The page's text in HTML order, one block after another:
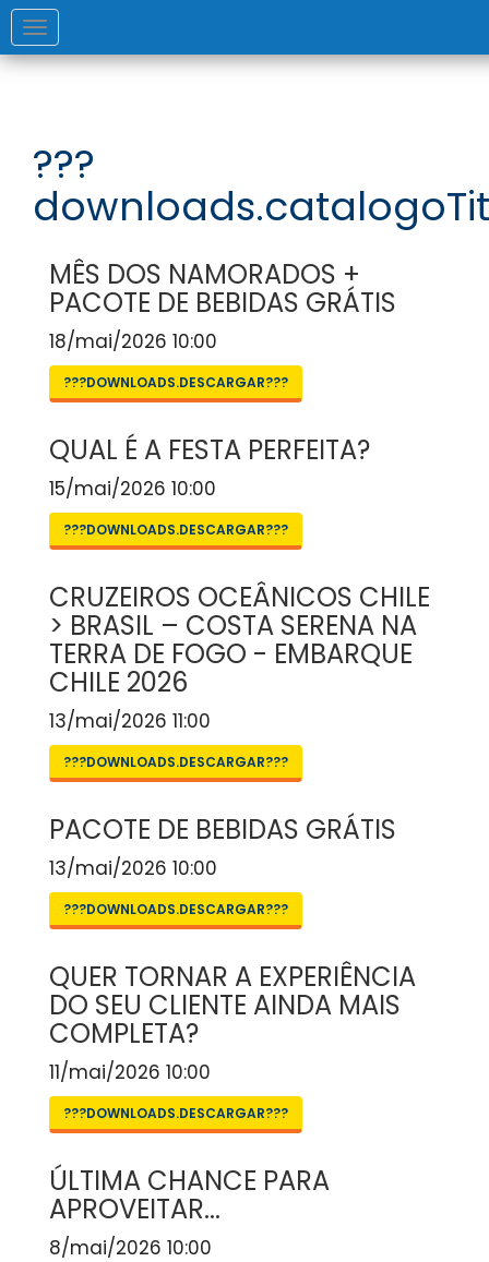
Toggle
navigation
???
MÊS DOS NAMORADOS +
PACOTE DE BEBIDAS GRÁTIS
18/mai/2026 10:00
???DOWNLOADS.DESCARGAR???
QUAL É A FESTA PERFEITA?
15/mai/2026 10:00
???DOWNLOADS.DESCARGAR???
CRUZEIROS OCEÂNICOS CHILE
> BRASIL – COSTA SERENA NA
TERRA DE FOGO - EMBARQUE
CHILE 2026
13/mai/2026 11:00
???DOWNLOADS.DESCARGAR???
PACOTE DE BEBIDAS GRÁTIS
13/mai/2026 10:00
???DOWNLOADS.DESCARGAR???
QUER TORNAR A EXPERIÊNCIA
DO SEU CLIENTE AINDA MAIS
COMPLETA?
11/mai/2026 10:00
???DOWNLOADS.DESCARGAR???
ÚLTIMA CHANCE PARA
APROVEITAR...
8/mai/2026 10:00